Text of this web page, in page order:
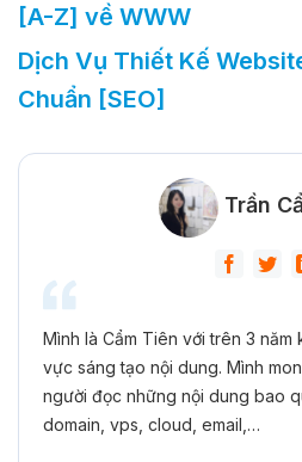
[A-Z] về WWW
Dịch Vụ Thiết Kế
Chuẩn [SEO]
Trần
Mình là Cẩm Tiên với trên 3 năm
vực sáng tạo nội dung. Mình
người đọc những nội dung bao
domain, vps, cloud, email,…